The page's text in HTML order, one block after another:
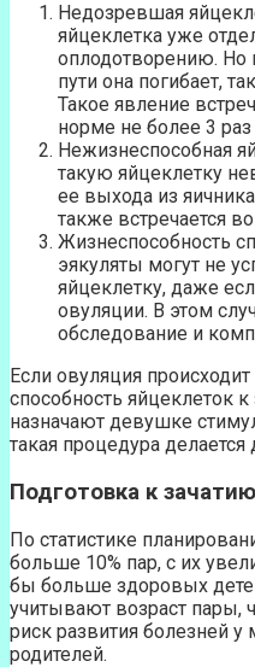
Недозревшая
яйцеклетка уже
оплодотворению. Но
пути она погибает,
Такое явление
норме не более 3 раз
Нежизнеспособная
такую яйцеклетку
ее выхода из
также встречается
Жизнеспособность
эякуляты могут не
яйцеклетку, даже
овуляции. В этом
обследование и
Если овуляция
способность яйцеклеток
назначают девушке
такая процедура
Подготовка к зачатию
По статистике
больше 10% пар, с их
бы больше здоровых
учитывают возраст
риск развития болезней
родителей.